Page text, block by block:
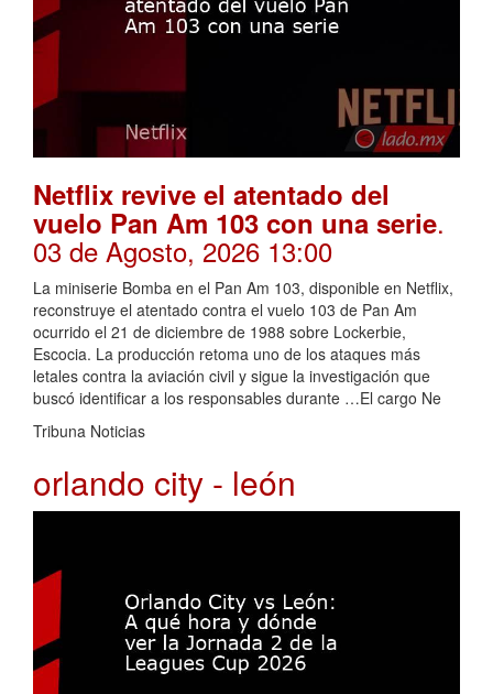
Netflix revive el atentado del
vuelo Pan Am 103 con una serie.
03 de Agosto, 2026 13:00
La miniserie Bomba en el Pan Am 103, disponible en Netflix,
reconstruye el atentado contra el vuelo 103 de Pan Am
ocurrido el 21 de diciembre de 1988 sobre Lockerbie,
Escocia. La producción retoma uno de los ataques más
letales contra la aviación civil y sigue la investigación que
buscó identificar a los responsables durante …El cargo Ne
Tribuna Noticias
orlando city - león